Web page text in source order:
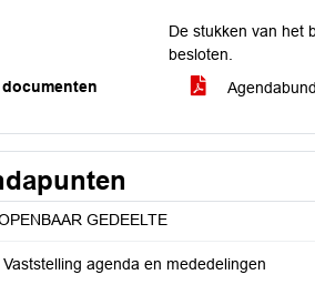
De stukken van het
besloten.
GEDEELTE
Vaststelling agenda en mededelingen